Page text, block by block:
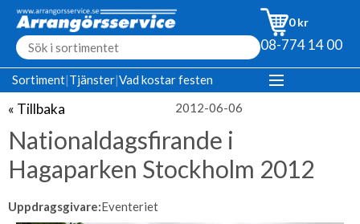
0 kr
08-774 14 00
Sortiment|Tjänster|Vad kostar festen
« Tillbaka 2012-06-06
Nationaldagsfirande i
Hagaparken Stockholm 2012
Uppdragsgivare:Eventeriet